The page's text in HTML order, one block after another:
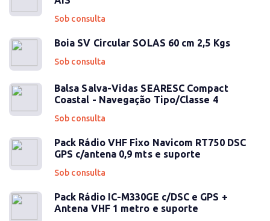
Sob consulta
Boia SV Circular SOLAS 60 cm 2,5 Kgs
Sob consulta
Balsa Salva-Vidas SEARESC Compact
Coastal - Navegação Tipo/Classe 4
Sob consulta
Pack Rádio VHF Fixo Navicom RT750 DSC
GPS c/antena 0,9 mts e suporte
Sob consulta
Pack Rádio IC-M330GE c/DSC e GPS +
Antena VHF 1 metro e suporte